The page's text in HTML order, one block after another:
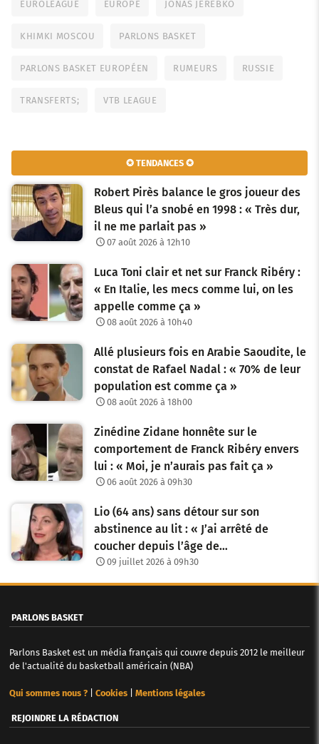
EUROLEAGUE EUROPE JONAS JEREBKO
KHIMKI MOSCOU PARLONS BASKET
PARLONS BASKET EUROPÉEN RUMEURS RUSSIE
TRANSFERTS; VTB LEAGUE
✪ TENDANCES ✪
Robert Pirès balance le gros joueur des
Bleus qui l’a snobé en 1998 : « Très dur,
il ne me parlait pas »
07 août 2026 à 12h10
Luca Toni clair et net sur Franck Ribéry :
« En Italie, les mecs comme lui, on les
appelle comme ça »
08 août 2026 à 10h40
Allé plusieurs fois en Arabie Saoudite, le
constat de Rafael Nadal : « 70% de leur
population est comme ça »
08 août 2026 à 18h00
Zinédine Zidane honnête sur le
comportement de Franck Ribéry envers
lui : « Moi, je n’aurais pas fait ça »
06 août 2026 à 09h30
Lio (64 ans) sans détour sur son
abstinence au lit : « J’ai arrêté de
coucher depuis l’âge de…
09 juillet 2026 à 09h30
PARLONS BASKET
Parlons Basket est un média français qui couvre depuis 2012 le meilleur
de l'actualité du basketball américain (NBA)
Qui sommes nous ?| Cookies| Mentions légales
REJOINDRE LA RÉDACTION